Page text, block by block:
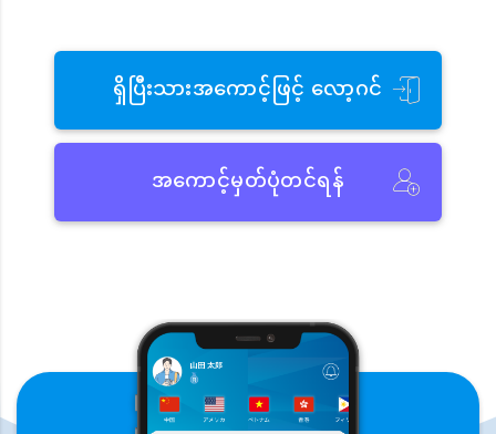
ရှိပြီးသားအကောင့်ဖြင့် လော့ဂင်
အကောင့်မှတ်ပုံတင်ရန်